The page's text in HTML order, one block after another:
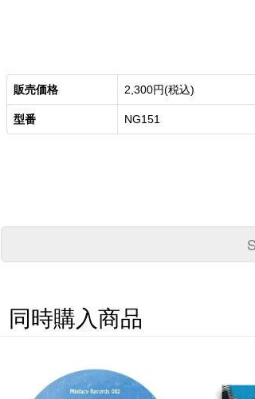
販売価格 2,300円(税込)
型番 NG151
同時購入商品